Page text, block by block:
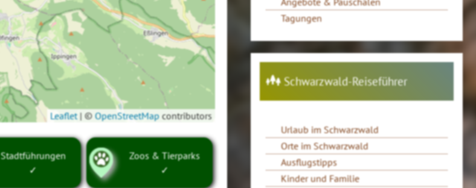
Leaflet | © OpenStreetMap contributors
Stadtführungen
✓
Zoos & Tierparks
✓
Tagungen
Schwarzwald-Reiseführer
Urlaub im Schwarzwald
Orte im Schwarzwald
Ausflugstipps
Kinder und Familie